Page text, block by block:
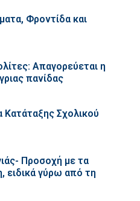
Φροντίδα και
Απαγορεύεται η
πανίδας
Κατάταξης Σχολικού
Προσοχή με τα
ειδικά γύρω από τη